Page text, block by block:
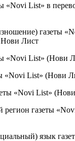
«Novi List» в
газеты
Нови Лист
«Novi List» (Нови
«Novi List» (Нови
«Novi List»
регион газеты
язык